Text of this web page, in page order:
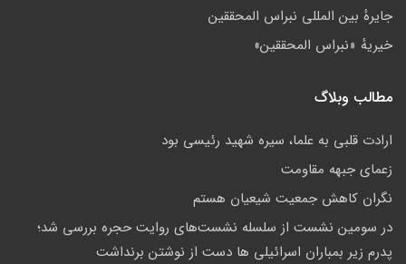
جايرهٔ بین المللی نبراس المحققین
خيريهٔ «نبراس المحققين»
مطالب وبلاگ
ارادت قلبی به علما، سیره شهید رئیسی بود
زعمای جبهه مقاومت
نگران کاهش جمعيت شيعيان هستم
در سومین نشست از سلسله نشست‌های روایت حجره بررسی شد؛
پدرم زیر بمباران اسرائیلی ها دست از نوشتن برنداشت